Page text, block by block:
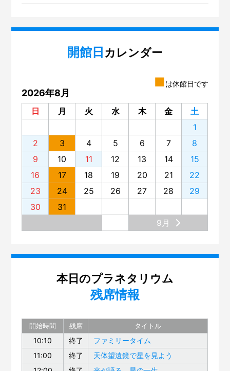
開館日 カレンダー
■は休館日です
2026年8月
日 月 火 水 木 金
土
1
2
3 4 5 6 7
8
9
10 11 12 13 14
15
16
17 18 19 20 21
22
23
24 25 26 27 28
29
30
31
9月
本日のプラネタリウム
残席情報
開始時間 残席 タイトル
10:10 終了
ファミリータイム
11:00
終了
天体望遠鏡で星を見よう